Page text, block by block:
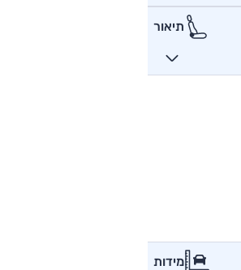
תיאור
מידות